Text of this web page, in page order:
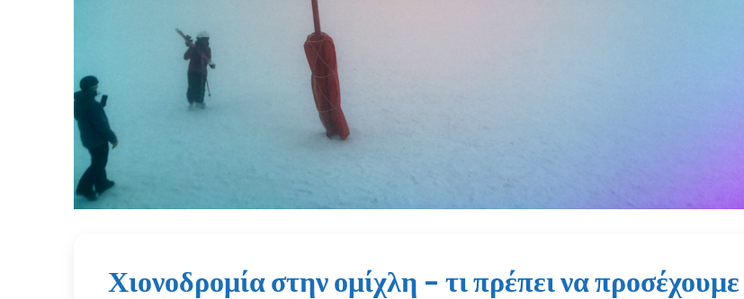
Χιονοδρομία στην ομίχλη – τι πρέπει να προσέχουμε